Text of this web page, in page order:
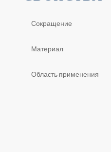
Сокращение
Материал
Область применения